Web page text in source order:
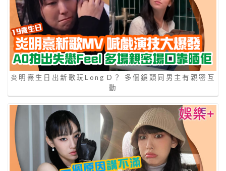
炎明熹生日出新歌玩Long D？ 多個鏡頭同男主有親密互
動